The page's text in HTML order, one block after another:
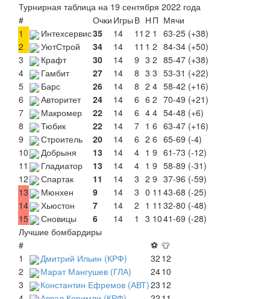
Турнирная таблица на 19 сентября 2022 года
#
Очки Игры В Н П Мячи
1
Интехсервис35 14 11 2 1
63-25 (+38)
2
УютСтрой 34 14 11 1 2 84-34 (+50)
3
Крафт 30 14 9 3 2 85-47 (+38)
4
Гамбит 27 14 8 3 3 53-31 (+22)
5
Барс 26 14 8 2 4 58-42 (+16)
6
Авторитет 24 14 6 6 2 70-49 (+21)
7
Макромер 22 14 6 4 4 54-48 (+6)
8
Тюбик 22 14 7 1 6 63-47 (+16)
9
Строитель 20 14 6 2 6 65-69 (-4)
10
Добрыня 13 14 4 1 9 61-73 (-12)
11
Гладиатор 13 14 4 1 9 58-89 (-31)
12
Спартак 11 14 3 2 9 37-96 (-59)
13
Мюнхен 9 14 3 0 11 43-68 (-25)
14
Хьюстон 7 14 2 1 11 32-80 (-48)
15
Сновицы 6 14 1 3 1041-69 (-28)
Лучшие бомбардиры
#
⚽ 👕
1
Дмитрий Ильин (КРФ) 32 12
2
Марат Мангушев (ГЛА) 2410
3
Константин Ефремов (АВТ)23 12